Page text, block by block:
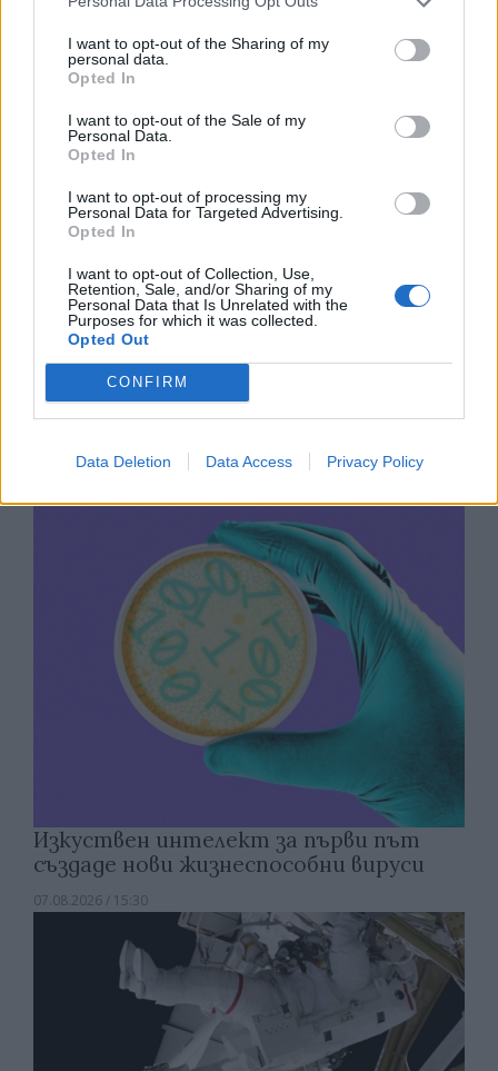
I want to opt-out of the Sharing of my
personal data.
Opted In
I want to opt-out of the Sale of my
Personal Data.
Opted In
I want to opt-out of processing my
Personal Data for Targeted Advertising.
Opted In
I want to opt-out of Collection, Use,
Retention, Sale, and/or Sharing of my
Personal Data that Is Unrelated with the
Purposes for which it was collected.
Opted Out
CONFIRM
Data Deletion Data Access Privacy Policy
07.08.2026 / 17:05
Древен храм на почти 900 години
Полша
Изкуствен интелект за първи път
създаде нови жизнеспособни вируси
07.08.2026 / 15:30